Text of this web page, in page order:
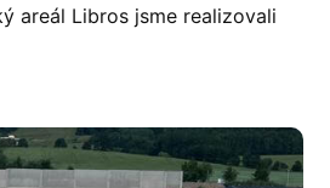
areál Libros jsme realizovali